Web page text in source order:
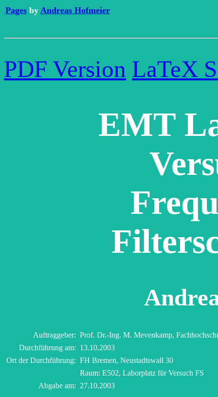
Pages by Andreas Hofmeier
PDF Version LaTeX
EMT
Auftraggeber: Prof. Dr.-Ing. M. Mevenkamp,
Durchführung am: 13.10.2003
Ort der Durchführung: FH Bremen, Neustadtswall 30
Raum: E502, Laborplatz für Versuch FS
Abgabe am: 27.10.2003